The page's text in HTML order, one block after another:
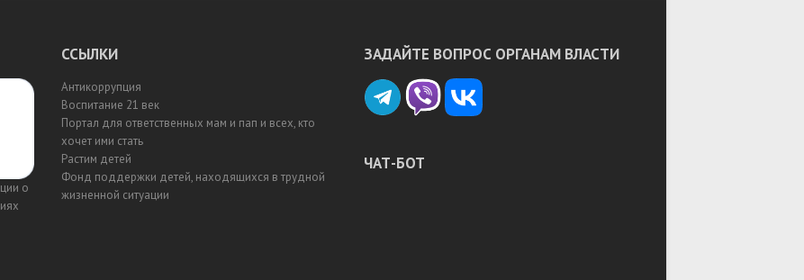
о
ССЫЛКИ
Антикоррупция
Воспитание 21 век
Портал для ответственных мам и пап и всех, кто
хочет ими стать
Растим детей
Фонд поддержки детей, находящихся в трудной
жизненной ситуации
ЗАДАЙТЕ ВОПРОС ОРГАНАМ ВЛАСТИ
ЧАТ-БОТ